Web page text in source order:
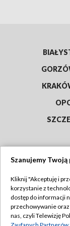
Abonament
Emisja w TVP
Szanujemy
Kliknij "Akceptuję i
korzystanie z
dostęp do informacji
przechowywanie
nas, czyli Telewizję